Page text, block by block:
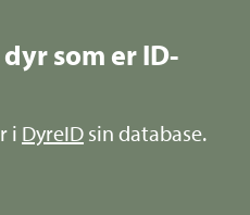
som er ID-
i DyreID sin database.